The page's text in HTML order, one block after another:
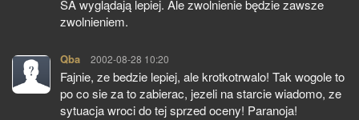
SA wyglądają lepiej. Ale zwolnienie będzie zawsze
zwolnieniem.
Qba pisze:
2002-08-28 10:20
Fajnie, ze bedzie lepiej, ale krotkotrwalo! Tak wogole to
po co sie za to zabierac, jezeli na starcie wiadomo, ze
sytuacja wroci do tej sprzed oceny! Paranoja!